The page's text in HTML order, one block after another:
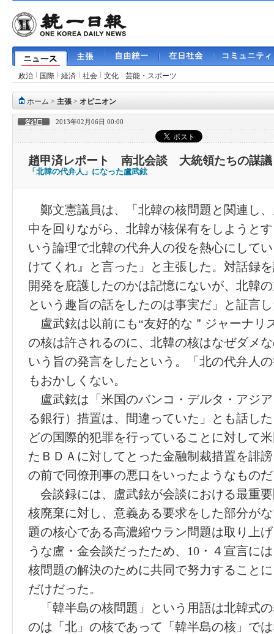
政治 国際 経済 社会 文化 芸能・スポーツ
ホーム > 主張> オピニオン
2013年02月06日 00:00
趙甲済レポート 南北会談 大統領たちの謀議
「北韓の代弁人」になった盧武鉉
鄭文憲議員は、「北韓の核問題と関連し
中を回りながら、北韓が核保有をしようと
いう論理で北韓の代弁人の役を熱心にして
けてくれ』と言った」と主張した。対話録
開発を庇護したのかは記憶にないが、北韓
という趣旨の話をしたのは事実だ」と証言
盧武鉉は以前にも“友好的な＂ジャーナリ
の核は許されるのに、北韓の核はなぜダメ
いう旨の発言をしたという。「北の代弁人
もおかしくない。
盧武鉉は「米国のバンコ・デルタ・アジ
る銀行）措置は、間違っていた」とも話し
どの国際的犯罪を行っていることに対して
たＢＤＡに対してとった金融制裁措置を誹
の前で同僚刑事の悪口をいったようなもの
会談録には、盧武鉉が会談における最重
核廃棄に対し、意義ある要求をした部分が
題の核心である高濃縮ウラン問題は取り上
うな盧・金会談だったため、10・４宣言に
核問題の解決のために共同で努力すること
だけだった。
「韓半島の核問題」という用語は北韓式
のは「北」の核であって「韓半島の核」で